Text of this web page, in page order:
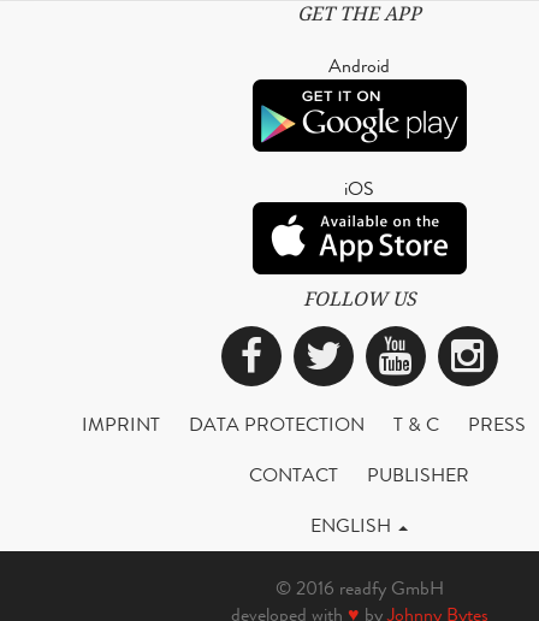
GET THE APP
Android
iOS
FOLLOW US
Facebook
Twitter
IMPRINT DATA PROTECTION T & C
PRESS
CONTACT
PUBLISHER
ENGLISH
© 2016 readfy GmbH
developed with ♥ byJohnny Bytes